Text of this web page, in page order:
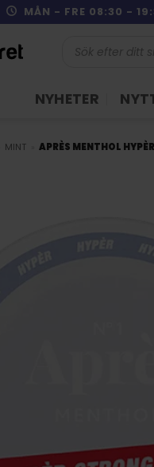
MÅN - FRE 08:30 -
NYHETER
MINT APRÈS MENTHOL